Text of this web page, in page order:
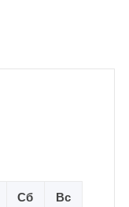
Сб Вс